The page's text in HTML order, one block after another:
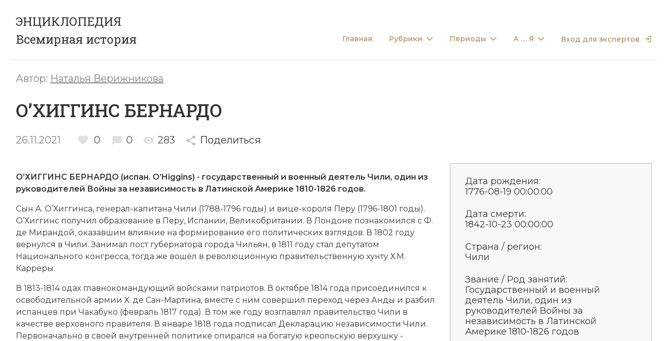
ЭНЦИКЛОПЕДИЯ
Всемирная история
Главная Рубрики Периоды А … Я Вход для экспертов
Автор: Наталья Верижникова
О’ХИГГИНС БЕРНАРДО
26.11.2021 0 0 283 Поделиться
О’ХИГГИНС БЕРНАРДО (испан. O’Higgins) - государственный и военный деятель Чили, один из
руководителей Войны за независимость в Латинской Америке 1810-1826 годов.
Сын А. О’Хиггинса, генерал-капитана Чили (1788-1796 годы) и вице-короля Перу (1796-1801 годы).
О’Хиггинс получил образование в Перу, Испании, Великобритании. В Лондоне познакомился с Ф.
де Мирандой, оказавшим влияние на формирование его политических взглядов. В 1802 году
вернулся в Чили. Занимал пост губернатора города Чильян, в 1811 году стал депутатом
Национального конгресса, тогда же вошёл в революционную правительственную хунту Х.М.
Карреры.
В 1813-1814 одах главнокомандующий войсками патриотов. В октябре 1814 года присоединился к
освободительной армии Х. де Сан-Мартина, вместе с ним совершил переход через Анды и разбил
испанцев при Чакабуко (февраль 1817 года). В том же году возглавлял правительство Чили в
качестве верховного правителя. В январе 1818 года подписал Декларацию независимости Чили.
Первоначально в своей внутренней политике опирался на богатую креольскую верхушку -
Дата рождения:
1776-08-19 00:00:00
Дата смерти:
1842-10-23 00:00:00
Страна / регион:
Чили
Звание / Род занятий:
Государственный и военный
деятель Чили, один из
руководителей Войны за
независимость в Латинской
Америке 1810-1826 годов